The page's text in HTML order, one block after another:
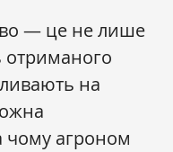
— це не лише
отриманого
на
чому агроном